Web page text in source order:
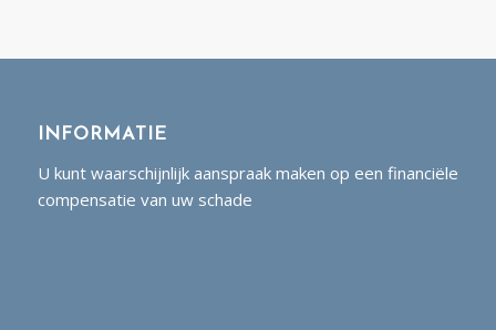
INFORMATIE
U kunt waarschijnlijk aanspraak maken op een financiële
compensatie van uw schade